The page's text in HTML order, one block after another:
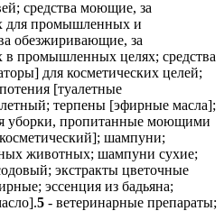
средства моющие, за
для промышленных и
обезжиривающие, за
промышленных целях; средства
для косметических целей;
[туалетные
терпены [эфирные масла];
уборки, пропитанные моющими
шампуни;
животных; шампуни сухие;
экстракты цветочные
эссенция из бадьяна;
5 - ветеринарные препараты; гигиенические препараты для медицинских целей; диетическое питание и вещества для медицинских или ветеринарных целей; детское питание; пищевые добавки для человека и животных; пластыри, перевязочные материалы; материалы для пломбирования зубов и изготовления зубных слепков; дезинфицирующие средства; препараты для уничтожения вредных животных; фунгициды, гербициды, акарициды; аконитин; алкалоиды для медицинских целей; альгинаты для фармацевтических целей; альгициды; альдегиды для фармацевтических целей; амальгамы зубные из золота; амальгамы стоматологические; аминокислоты для ветеринарных целей; аминокислоты для медицинских целей; анальгетики; анестетики; антибиотики; антисептики; аптечки дорожные заполненные; аптечки первой помощи заполненные; ацетат алюминия для фармацевтических целей; ацетаты для фармацевтических целей; бактерициды; бальзамы для медицинских целей; бандажи перевязочные; биоциды; браслеты для медицинских целей; браслеты противоревматические; бром для фармацевтических целей; бумага для горчичников; бумага клейкая от мух; бумага реактивная для медицинских или ветеринарных целей; бумага с особой пропиткой от моли; вазелин для медицинских целей; вакцины; ванны кислородные; вата антисептическая; вата асептическая; вата гигроскопическая; вата для медицинских целей; вата хлопковая для медицинских целей; вещества диетические для медицинских целей; вещества контрастные радиологические для медицинских целей; вещества питательные для микроорганизмов; вещества радиоактивные для медицинских целей; висмут азотнокислый основной для фармацевтических целей; вода мелиссовая для фармацевтических целей; вода морская для лечебных ванн; воды минеральные для медицинских целей; воды термальные; волокна пищевые; воск формовочный для стоматологических целей; газы для медицинских целей; гваякол для фармацевтических целей; гематоген; гемоглобин; гидрастин; гидрастинин; глицерин для медицинских целей; глицерофосфаты; глюкоза для медицинских целей; горечавка для фармацевтических целей; гормоны для медицинских целей; горчица для фармацевтических целей; горчичники; грязи для ванн; грязи лечебные; гуммигут для медицинских целей; гурьюн-бальзам для медицинских целей; дезодоранты для освежения воздуха; дезодоранты, за исключением предназначенных для человека или животных; дезодораторы для одежды или текстильных изделий; диастаза для медицинских целей; дигиталин; добавки минеральные пищевые; добавки пищевые; добавки пищевые белковые; добавки пищевые для животных; добавки пищевые из альгината; добавки пищевые из глюкозы; добавки пищевые из казеина; добавки пищевые из лецитина; добавки пищевые из масла льняного семени; добавки пищевые из прополиса; добавки пищевые из протеина; добавки пищевые из протеина для животных; добавки пищевые из пчелиного маточного молочка; добавки пищевые из пыльцы растений; добавки пищевые из ростков пшеницы; добавки пищевые из семян льна; добавки пищевые ферментные; дрожжи для фармацевтических целей; желатин для медицинских целей; жир рыбий; изотопы для медицинских целей; инсектициды; йод для фармацевтических целей; йодиды для фармацевтических целей; йодиды щелочных металлов для фармацевтических целей; йодоформ; каломель; камень виннокислый для фармацевтических целей; камень винный для фармацевтических целей; камфора для медицинских целей; капсулы для лекарств; капсулы для фармацевтических целей; карандаши гемостатические; карандаши для лечения бородавок; карандаши каустические; карандаши от головной боли; карбонил [противопаразитарное средство]; каустики для фармацевтических целей; кашу для фармацевтических целей; квассия для медицинских целей; квебрахо для медицинских целей; кислород для медицинских целей; кислота галловая для фармацевтических целей; кислоты для фармацевтических целей; клеи для зубных протезов; клетки стволовые для ветеринарных целей; клетки стволовые для медицинских целей; кокаин; коллодий для фармацевтических целей; кольца противомозольные для ног; кольца противоревматические; конфеты лекарственные; кора ангустура для медицинских целей; кора деревьев для фармацевтических целей; кора кедрового дерева, используемая в качестве репеллента; кора кондураговая для медицинских целей; кора кротоновая; кора мангрового дерева для фармацевтических целей; кора миробалана для фармацевтических целей; кора хинного дерева для медицинских целей; корни лекарственные; корни ревеня для фармацевтических целей; корпия для медицинских целей; крахмал для диетических или фармацевтических целей; креозот для фармацевтических целей; кровь для медицинских целей; культуры микроорганизмов для медицинских или ветеринарных целей; кураре; лаки для зубов; лакричник для фармацевтических целей; лактоза для фармацевтических целей; леденцы лекарственные; лейкопластыри; лекарства от запоров; ленты клейкие для медицинских целей; лецитин для медицинских целей; лосьоны для ветеринарных целей; лосьоны для собак; лубриканты для интимных целей; люпулин для фармацевтических целей; магнезия для фармацевтических целей; мази от солнечных ожогов; мази ртутные; мази, предохраняющие от обморожения, для фармацевтических целей; марля для перевязок; масла лекарственные; масло горчичное для медицинских целей; масло камфорное для медицинских целей; масло касторовое для медицинских целей; масло терпентинное для фармацевтических целей; масло укропное для медицинских целей; мастики для зубов; материалы абразивные стоматологические; материалы перевязочные медицинские; материалы хирургические перевязочные; медикаменты для ветеринарных целей; медикаменты для серотерапии; медикаменты стоматологические; ментол; молескин для медицинских целей; молоко миндальное для фармацевтических целей; молочко маточное пчелиное для фармацевтических целей; молочные ферменты для фармацевтических целей; мох ирландский для медицинских целей; мука для фармацевтических целей; мука из льняного семени для фармацевтических целей; мука рыбная для фармацевтических целей; мухоловки клейкие; мята для фармацевтических целей; напитки диетические для медицинских целей; напитки из солодового молока для медицинских целей; настои лекарственные; настойка йода; настойка эвкалипта для фармацевтических целей; настойки для медицинских целей; опий; оподельдок; отвары для фармацевтических целей; ошейники противопаразитарные для животных; палочки лакричные для фармацевтических целей; палочки серные [дезинфицирующие средства]; пастилки для фармацевтических целей; пектины для фармацевтических целей; пепсины для фармацевтических целей; пептоны для фармацевтических целей; пероксид водорода для медицинских целей; пестициды; питание детское; пиявки медицинские; плазма крови; повязки глазные, используемые в медицинских целях; повязки для горячих компрессов; повязки для компрессов; повязки наплечные хирургические; подгузники [детские пеленки]; подгузники для домашних животных; подушечки мозольные; подушечки, используемые при кормлении грудью; помады медицинские; порошок из шпанских мушек; порошок пиретрума; пояса для гигиенических женских прокладок; препараты антидиуретические; препараты бактериальные для медицинских и ветеринарных целей; препараты бактериологические для медицинских или ветеринарных целей; препараты бальзамические для медицинских целей; препараты белковые для медицинских целей; препараты биологические для ветеринарных целей; препараты висмута для фармацевтических целей; препараты витаминные; препараты диагностические для медицинских целей; препараты для ванн лечебные; препараты для лечения геморроя; препараты для лечения костных мозолей; препараты для облегчения прорезывания зубов; препараты для обработки ожогов; препараты для окуривания медицинские; препараты для органотерапии; препараты для очистки воздуха; препараты для промывания глаз; препараты для расширения бронхов; препараты для снижения половой активности; препараты для стерилизации; препараты для стерилизации почвы; препараты для удаления мозолей; препараты для удаления перхоти фармацевтические; препараты для уничтожения вредных растений; препараты для уничтожения домовых грибов; препараты для уничтожения личинок насекомых; препараты для уничтожения мух; препараты для уничтожения мышей; препараты для уничтожения наземных моллюсков; препараты для уничтожения паразитов; препараты для чистки контактных линз; препараты известковые для фармацевтических целей; препараты лекарственные для ванн; препараты медицинские для роста волос; препараты опиумные; препараты противоспоровые; препараты с алоэ вера для фармацевтических целей; препараты с микроэлементами для человека или животных; препараты сульфамидные [лекарственные препараты]; препараты фармацевтические от солнечных ожогов; препараты ферментативные для ветеринарных целей; препараты ферментативные для медицинских целей; препараты химические для ветеринарных целей; препараты химические для диагностики беременности; препараты химические для медицинских целей; препараты химические для обработки злаков, пораженных головней; препараты химические для обработки пораженного винограда; препараты химические для обработки против милдью; препараты химические для обработки против филлоксеры; препараты химические для фармацевтических целей; препараты, используемые при обморожении; препараты, предохраняющие от моли; примочки глазные; примочки свинцовые; проводники химические для электрокардиографических электродов; продукты белковые пищевые для медицинских целей; продукты диетические пищевые для медицинских целей; продукты обработки хлебных злаков побочные для диетических и медицинских целей; прокладки гигиенические; прокладки гигиенические для страдающих недержанием; прокладки гигиенические женские; прокладки ежедневные [гигиенические]; прополис для фармацевтических целей; пудра жемчужная для медицинских целей; радий для медицинских целей; раствор хлораля водный для фармацевтических целей; растворители для удаления лейкопластырей; растворы вагинальные; растворы для контактных линз; реактивы химические для медицинских или ветеринарных целей; резина для медицинск